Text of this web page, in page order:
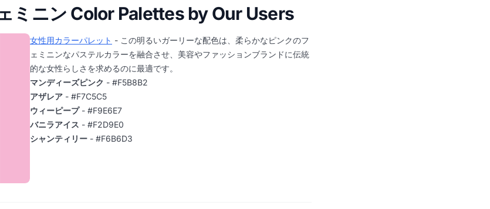
ミニン Color Palettes by Our Users
女性用カラーパレット - この明るいガーリーな配色は、柔らかなピンクのフ
ェミニンなパステルカラーを融合させ、美容やファッションブランドに伝統
的な女性らしさを求めるのに最適です。
マンディーズピンク - #F5B8B2
アザレア - #F7C5C5
ウィーピープ- #F9E6E7
バニラアイス - #F2D9E0
シャンティリー - #F6B6D3